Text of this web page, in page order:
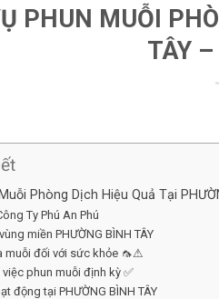
PHUN MUỖI
TÂY
Phòng Dịch Hiệu Quả Tại
Ty Phú An Phú
miền PHƯỜNG BÌNH TÂY
muỗi đối với sức khỏe 🦟⚠
phun muỗi định kỳ ✅
động tại PHƯỜNG BÌNH TÂY